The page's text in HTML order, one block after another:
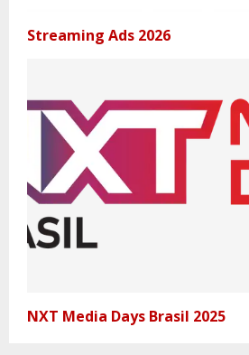
Streaming Ads 2026
NXT Media Days Brasil 2025